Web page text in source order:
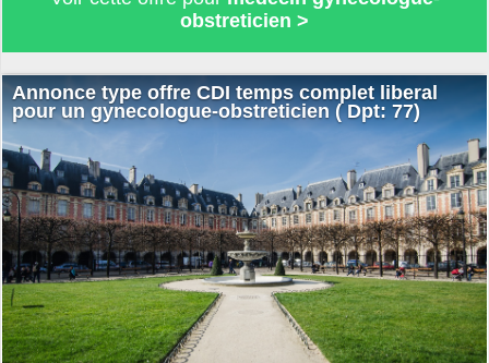
obstreticien >
Annonce type offre CDI temps complet liberal
pour un gynecologue-obstreticien ( Dpt: 77)